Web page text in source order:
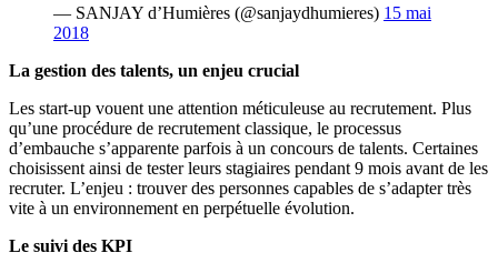
— SANJAY d’Humières (@sanjaydhumieres) 15 mai
2018
La gestion des talents, un enjeu crucial
Les start-up vouent une attention méticuleuse au recrutement. Plus
qu’une procédure de recrutement classique, le processus
d’embauche s’apparente parfois à un concours de talents. Certaines
choisissent ainsi de tester leurs stagiaires pendant 9 mois avant de les
recruter. L’enjeu : trouver des personnes capables de s’adapter très
vite à un environnement en perpétuelle évolution.
Le suivi des KPI